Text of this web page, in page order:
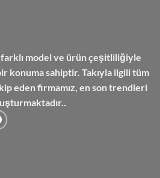
model ve ürün çeşitliliğiyle
konuma sahiptir. Takıyla ilgili tüm
eden firmamız, en son trendleri